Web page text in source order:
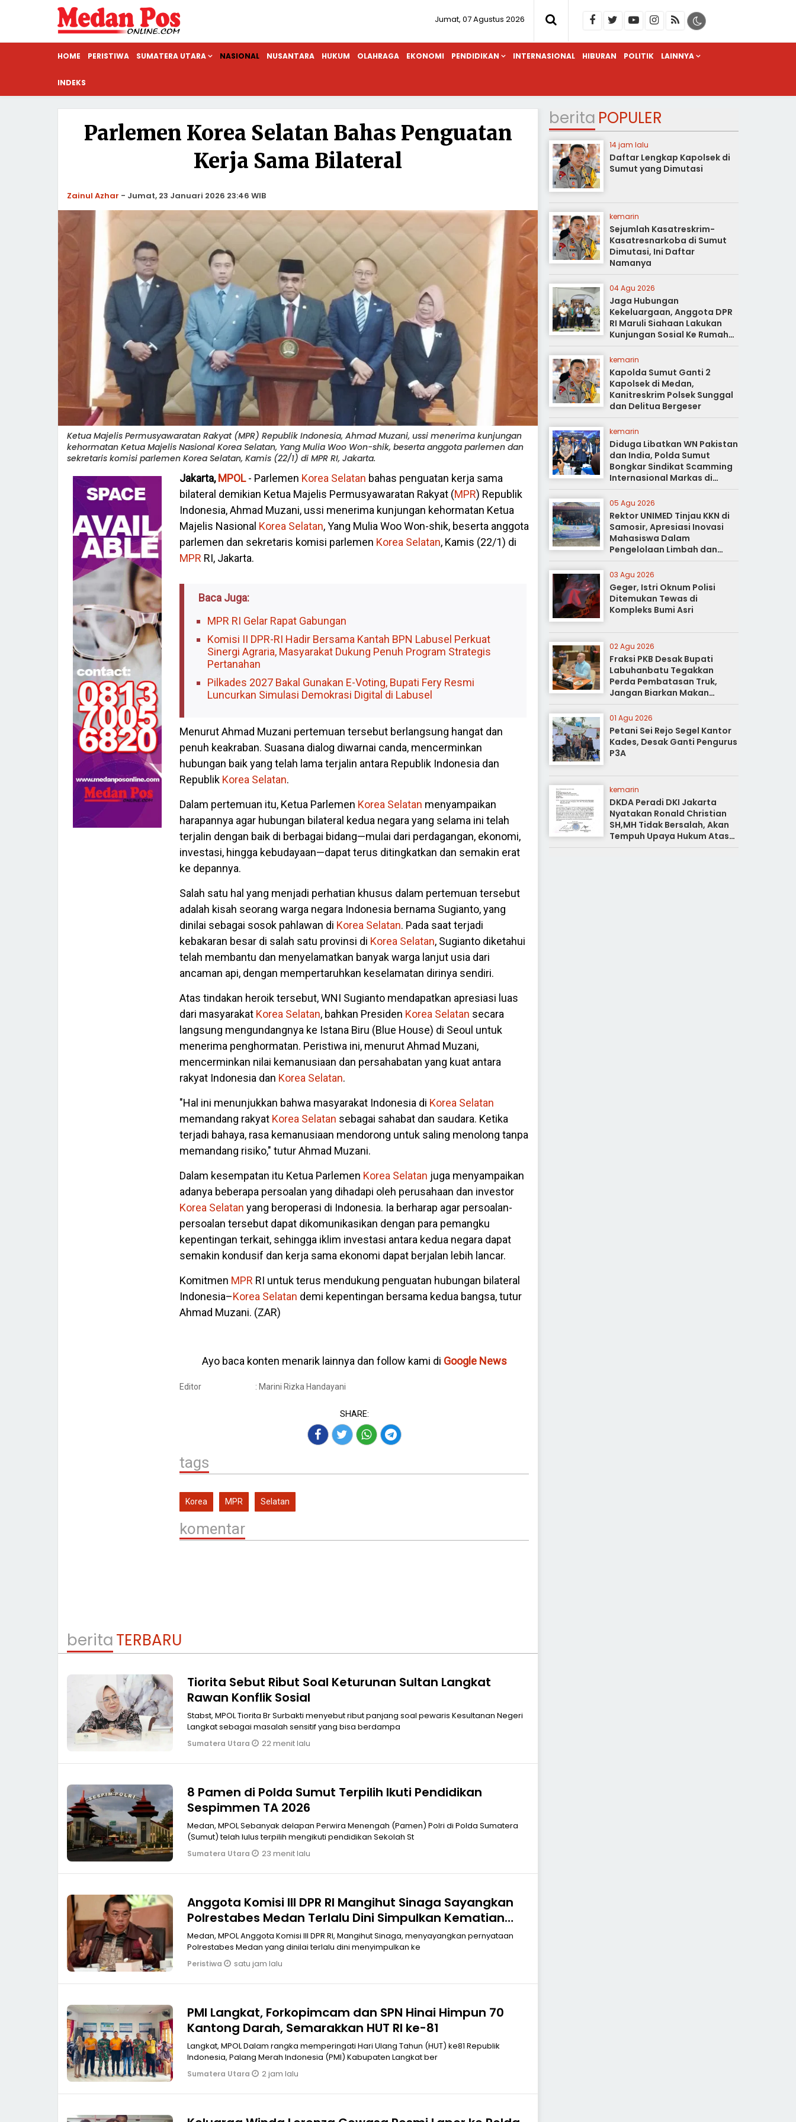
Jumat, 07 Agustus 2026
HOME PERISTIWA SUMATERA UTARA NASIONAL NUSANTARA HUKUM OLAHRAGA EKONOMI PENDIDIKAN INTERNASIONAL HIBURAN POLITIK LAINNYA
INDEKS
Parlemen Korea Selatan Bahas Penguatan
Kerja Sama Bilateral
Zainul Azhar - Jumat, 23 Januari 2026 23:46 WIB
Ketua Majelis Permusyawaratan Rakyat (MPR) Republik Indonesia, Ahmad Muzani, ussi menerima kunjungan
kehormatan Ketua Majelis Nasional Korea Selatan, Yang Mulia Woo Won-shik, beserta anggota parlemen dan
sekretaris komisi parlemen Korea Selatan, Kamis (22/1) di MPR RI, Jakarta.
Jakarta, MPOL- Parlemen Korea Selatan bahas penguatan kerja sama
bilateral demikian Ketua Majelis Permusyawaratan Rakyat (MPR) Republik
Indonesia, Ahmad Muzani, ussi menerima kunjungan kehormatan Ketua
Majelis Nasional Korea Selatan, Yang Mulia Woo Won-shik, beserta anggota
parlemen dan sekretaris komisi parlemen Korea Selatan, Kamis (22/1) di
MPR RI, Jakarta.
Baca Juga:
MPR RI Gelar Rapat Gabungan
Komisi II DPR-RI Hadir Bersama Kantah BPN Labusel Perkuat
Sinergi Agraria, Masyarakat Dukung Penuh Program Strategis
Pertanahan
Pilkades 2027 Bakal Gunakan E-Voting, Bupati Fery Resmi
Luncurkan Simulasi Demokrasi Digital di Labusel
Menurut Ahmad Muzani pertemuan tersebut berlangsung hangat dan
penuh keakraban. Suasana dialog diwarnai canda, mencerminkan
hubungan baik yang telah lama terjalin antara Republik Indonesia dan
Republik Korea Selatan.
Dalam pertemuan itu, Ketua Parlemen Korea Selatan menyampaikan
harapannya agar hubungan bilateral kedua negara yang selama ini telah
terjalin dengan baik di berbagai bidang—mulai dari perdagangan, ekonomi,
investasi, hingga kebudayaan—dapat terus ditingkatkan dan semakin erat
ke depannya.
Salah satu hal yang menjadi perhatian khusus dalam pertemuan tersebut
adalah kisah seorang warga negara Indonesia bernama Sugianto, yang
dinilai sebagai sosok pahlawan di Korea Selatan. Pada saat terjadi
kebakaran besar di salah satu provinsi di Korea Selatan, Sugianto diketahui
telah membantu dan menyelamatkan banyak warga lanjut usia dari
ancaman api, dengan mempertaruhkan keselamatan dirinya sendiri.
Atas tindakan heroik tersebut, WNI Sugianto mendapatkan apresiasi luas
dari masyarakat Korea Selatan, bahkan Presiden Korea Selatan secara
langsung mengundangnya ke Istana Biru (Blue House) di Seoul untuk
menerima penghormatan. Peristiwa ini, menurut Ahmad Muzani,
mencerminkan nilai kemanusiaan dan persahabatan yang kuat antara
rakyat Indonesia dan Korea Selatan.
"Hal ini menunjukkan bahwa masyarakat Indonesia di Korea Selatan
memandang rakyat Korea Selatan sebagai sahabat dan saudara. Ketika
terjadi bahaya, rasa kemanusiaan mendorong untuk saling menolong tanpa
memandang risiko," tutur Ahmad Muzani.
Dalam kesempatan itu Ketua Parlemen Korea Selatan juga menyampaikan
adanya beberapa persoalan yang dihadapi oleh perusahaan dan investor
Korea Selatan yang beroperasi di Indonesia. Ia berharap agar persoalan-
persoalan tersebut dapat dikomunikasikan dengan para pemangku
kepentingan terkait, sehingga iklim investasi antara kedua negara dapat
semakin kondusif dan kerja sama ekonomi dapat berjalan lebih lancar.
Komitmen MPR RI untuk terus mendukung penguatan hubungan bilateral
Indonesia–Korea Selatan demi kepentingan bersama kedua bangsa, tutur
Ahmad Muzani. (ZAR)
Ayo baca konten menarik lainnya dan follow kami di Google News
Editor : Marini Rizka Handayani
SHARE:
tags
Korea MPR Selatan
komentar
beritaTERBARU
Tiorita Sebut Ribut Soal Keturunan Sultan Langkat
Rawan Konflik Sosial
Stabst, MPOL Tiorita Br Surbakti menyebut ribut panjang soal pewaris Kesultanan Negeri
Langkat sebagai masalah sensitif yang bisa berdampa
Sumatera Utara 22 menit lalu
8 Pamen di Polda Sumut Terpilih Ikuti Pendidikan
Sespimmen TA 2026
Medan, MPOL Sebanyak delapan Perwira Menengah (Pamen) Polri di Polda Sumatera
(Sumut) telah lulus terpilih mengikuti pendidikan Sekolah St
Sumatera Utara 23 menit lalu
Anggota Komisi III DPR RI Mangihut Sinaga Sayangkan
Polrestabes Medan Terlalu Dini Simpulkan Kematian
Winda Lorenza Bunuh Diri
Medan, MPOL Anggota Komisi III DPR RI, Mangihut Sinaga, menyayangkan pernyataan
Polrestabes Medan yang dinilai terlalu dini menyimpulkan ke
Peristiwa satu jam lalu
PMI Langkat, Forkopimcam dan SPN Hinai Himpun 70
Kantong Darah, Semarakkan HUT RI ke-81
Langkat, MPOL Dalam rangka memperingati Hari Ulang Tahun (HUT) ke81 Republik
Indonesia, Palang Merah Indonesia (PMI) Kabupaten Langkat ber
Sumatera Utara 2 jam lalu
berita POPULER
14 jam lalu
Daftar Lengkap Kapolsek di
Sumut yang Dimutasi
kemarin
Sejumlah Kasatreskrim-
Kasatresnarkoba di Sumut
Dimutasi, Ini Daftar
Namanya
04 Agu 2026
Jaga Hubungan
Kekeluargaan, Anggota DPR
RI Maruli Siahaan Lakukan
Kunjungan Sosial Ke Rumah
Duka
kemarin
Kapolda Sumut Ganti 2
Kapolsek di Medan,
Kanitreskrim Polsek Sunggal
dan Delitua Bergeser
kemarin
Diduga Libatkan WN Pakistan
dan India, Polda Sumut
Bongkar Sindikat Scamming
Internasional Markas di
Apartemen Podomoro
05 Agu 2026
Rektor UNIMED Tinjau KKN di
Samosir, Apresiasi Inovasi
Mahasiswa Dalam
Pengelolaan Limbah dan
Pertanian Ramah Lingkungan
03 Agu 2026
Geger, Istri Oknum Polisi
Ditemukan Tewas di
Kompleks Bumi Asri
02 Agu 2026
Fraksi PKB Desak Bupati
Labuhanbatu Tegakkan
Perda Pembatasan Truk,
Jangan Biarkan Makan
Korban
01 Agu 2026
Petani Sei Rejo Segel Kantor
Kades, Desak Ganti Pengurus
P3A
kemarin
DKDA Peradi DKI Jakarta
Nyatakan Ronald Christian
SH,MH Tidak Bersalah, Akan
Tempuh Upaya Hukum Atas
Pemberitaan Yang Tidak